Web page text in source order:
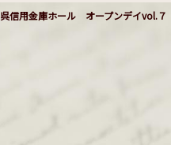
呉信用金庫ホール オープンデイvol.７